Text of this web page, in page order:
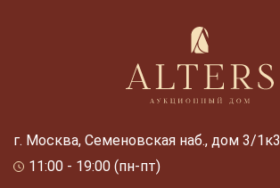
г. Москва, Семеновская наб., дом 3/1к3
11:00 - 19:00 (пн-пт)